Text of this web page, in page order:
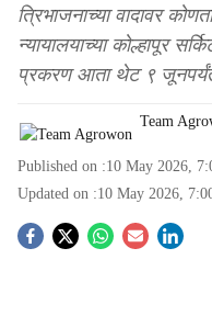
त्रिभाजनाच्या वादावर
न्यायालयाच्या कोल्हापूर
प्रकरण आता थेट ९
Team
Published on :10 May 2026,
Updated on :10 May 2026,
S